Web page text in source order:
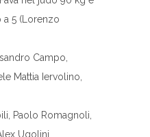
a 5 (Lorenzo
Campo,
Mattia Iervolino,
Paolo Romagnoli,
Ugolini,